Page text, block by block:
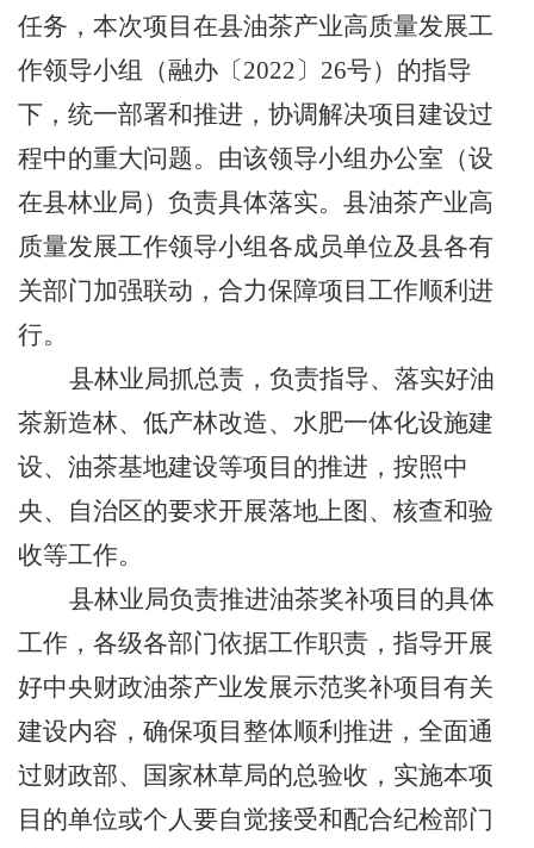
任务，本次项目在县油茶产业高质量发展工
作领导小组（融办〔2022〕 26号）的指导
下，统一部署和推进，协调解决项目建设过
程中的重大问题。由该领导小组办公室（设
在县林业局）负责具体落实。县油茶产业高
质量发展工作领导小组各成员单位及县各有
关部门加强联动，合力保障项目工作顺利进
行。
县林业局抓总责，负责指导、落实好油
茶新造林、低产林改造、水肥一体化设施建
设、油茶基地建设等项目的推进，按照中
央、自治区的要求开展落地上图、核查和验
收等工作。
县林业局负责推进油茶奖补项目的具体
工作，各级各部门依据工作职责，指导开展
好中央财政油茶产业发展示范奖补项目有关
建设内容，确保项目整体顺利推进，全面通
过财政部、国家林草局的总验收，实施本项
目的单位或个人要自觉接受和配合纪检部门